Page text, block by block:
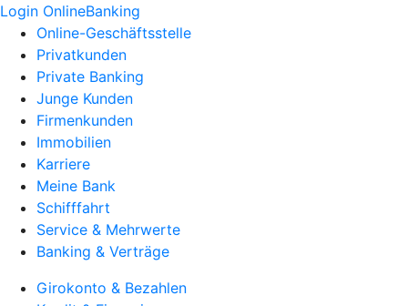
Login OnlineBanking
Online-Geschäftsstelle
Privatkunden
Private Banking
Junge Kunden
Firmenkunden
Immobilien
Karriere
Meine Bank
Schifffahrt
Service & Mehrwerte
Banking & Verträge
Girokonto & Bezahlen